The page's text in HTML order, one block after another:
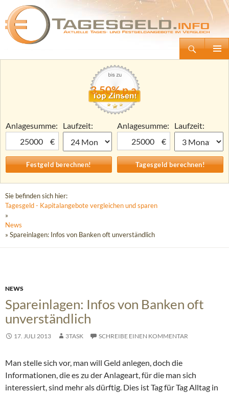
Tagesgeld.info – Tagesgeldkonten vergleichen und Tagesgeld-Zinsen berechnen
Zum
3,50% p.a.
Anlagesumme:
€
Laufzeit:
Anlagesumme:
€
Laufzeit:
Sie befinden sich hier:
Tagesgeld - Kapitalangebote vergleichen und sparen
»
News
» Spareinlagen: Infos von Banken oft unverständlich
NEWS
Spareinlagen: Infos von Banken oft
unverständlich
17. JULI 2013 3TASK SCHREIBE EINEN KOMMENTAR
Man stelle sich vor, man will Geld anlegen, doch die
Informationen, die es zu der Anlageart, für die man sich
interessiert, sind mehr als dürftig. Dies ist Tag für Tag Alltag in